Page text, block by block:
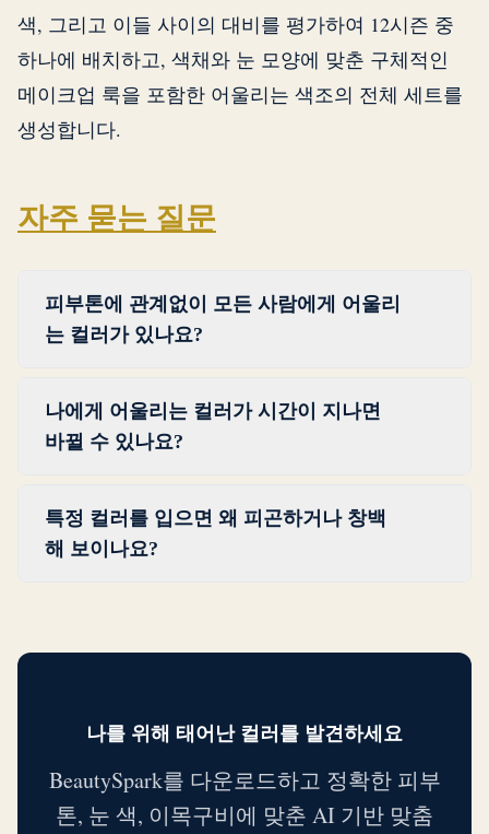
색, 그리고 이들 사이의 대비를 평가하여 12시즌 중
하나에 배치하고, 색채와 눈 모양에 맞춘 구체적인
메이크업 룩을 포함한 어울리는 색조의 전체 세트를
생성합니다.
자주 묻는 질문
피부톤에 관계없이 모든 사람에게 어울리
는 컬러가 있나요?
다: 틸, 더스티 로즈, 소프트 네이비, 균형 잡힌
트루 레드, 에메랄드 그린. 이 컬러들은 웜-쿨
도를 가지고 있어 웜이나 쿨 언더톤 모두와 충
돌하지 않습니다. 그렇긴 하지만, 가장 잘 어울
나에게 어울리는 컬러가 시간이 지나면
바뀔 수 있나요?
더톤에 의해 결정되므로 시즌은 나이가 들어
도 동일하게 유지됩니다. 그러나 머리카락이
나 부드러운 색조가 시간이 지남에 따라 더 자
것은 일상에서 가장 조화로운 깊이와 채도 정
도입니다.
특정 컬러를 입으면 왜 피곤하거나 창백
해 보이나요?
다. 웜톤인 사람이 매우 차갑고 아이시한 색조
아 밋밋하거나 노랗게 보이게 합니다. 쿨톤인
피부가 붉거나 고르지 않아 보일 수 있습니다.
미스매치가 눈이 컬러와 피부를 조화시키기
나를 위해 태어난 컬러를 발견하세요
BeautySpark를 다운로드하고 정확한 피부
톤, 눈 색, 이목구비에 맞춘 AI 기반 맞춤